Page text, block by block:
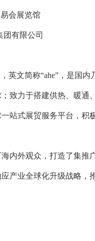
会展览馆
有限公司
英文简称“ahe”，是国
致力于搭建供热、暖通
站式展贸服务平台，积
内外观众，打造了集推
产业全球化升级战略，